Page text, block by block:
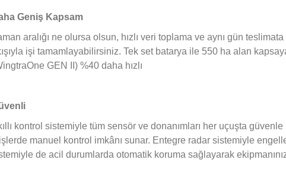
Geniş Kapsam
aralığı ne olursa olsun, hızlı veri toplama ve aynı gün
işi tamamlayabilirsiniz. Tek set batarya ile 550 ha alan
GEN II) %40 daha hızlı
kontrol sistemiyle tüm sensör ve donanımları her uçuşta
manuel kontrol imkânı sunar. Entegre radar sistemiyle
de acil durumlarda otomatik koruma sağlayarak